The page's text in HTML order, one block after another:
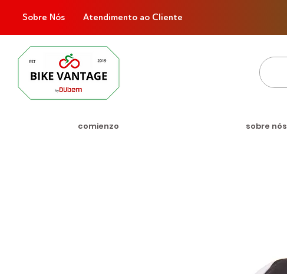
Sobre Nós Atendimento ao Cliente
comienzo sobre nós